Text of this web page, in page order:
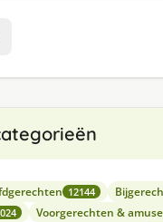
12144
Voorgerechten &